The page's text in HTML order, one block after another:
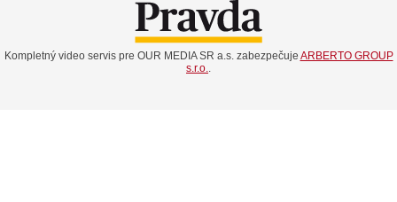
Kompletný video servis pre OUR MEDIA SR a.s. zabezpečuje ARBERTO GROUP
s.r.o.